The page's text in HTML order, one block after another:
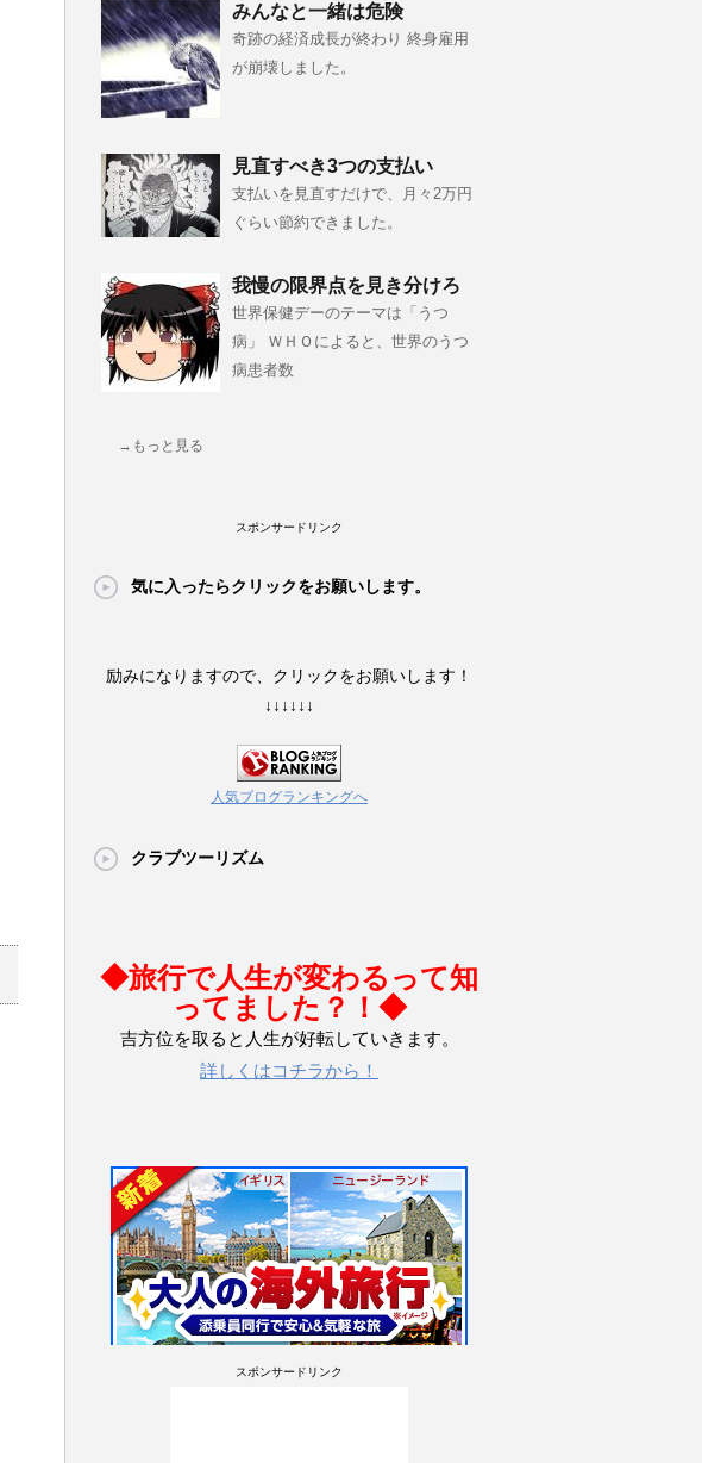
みんなと一緒は危険
奇跡の経済成長が終わり 終身雇用
が崩壊しました。
見直すべき3つの支払い
支払いを見直すだけで、月々2万円
ぐらい節約できました。
我慢の限界点を見き分けろ
世界保健デーのテーマは「うつ
病」 ＷＨＯによると、世界のうつ
病患者数
→もっと見る
スポンサードリンク
気に入ったらクリックをお願いします。
励みになりますので、クリックをお願いします！
↓↓↓↓↓↓
人気ブログランキングへ
クラブツーリズム
◆旅行で人生が変わるって知
ってました？！◆
吉方位を取ると人生が好転していきます。
詳しくはコチラから！
スポンサードリンク